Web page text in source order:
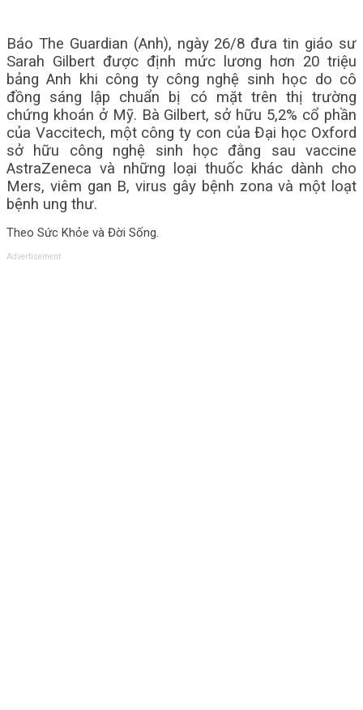
Báo The Guardian (Anh), ngày 26/8 đưa tin giáo sư
Sarah Gilbert được định mức lương hơn 20 triệu
bảng Anh khi công ty công nghệ sinh học do cô
đồng sáng lập chuẩn bị có mặt trên thị trường
chứng khoán ở Mỹ. Bà Gilbert, sở hữu 5,2% cổ phần
của Vaccitech, một công ty con của Đại học Oxford
sở hữu công nghệ sinh học đằng sau vaccine
AstraZeneca và những loại thuốc khác dành cho
Mers, viêm gan B, virus gây bệnh zona và một loạt
bệnh ung thư.
Theo Sức Khỏe và Đời Sống.
Advertisement